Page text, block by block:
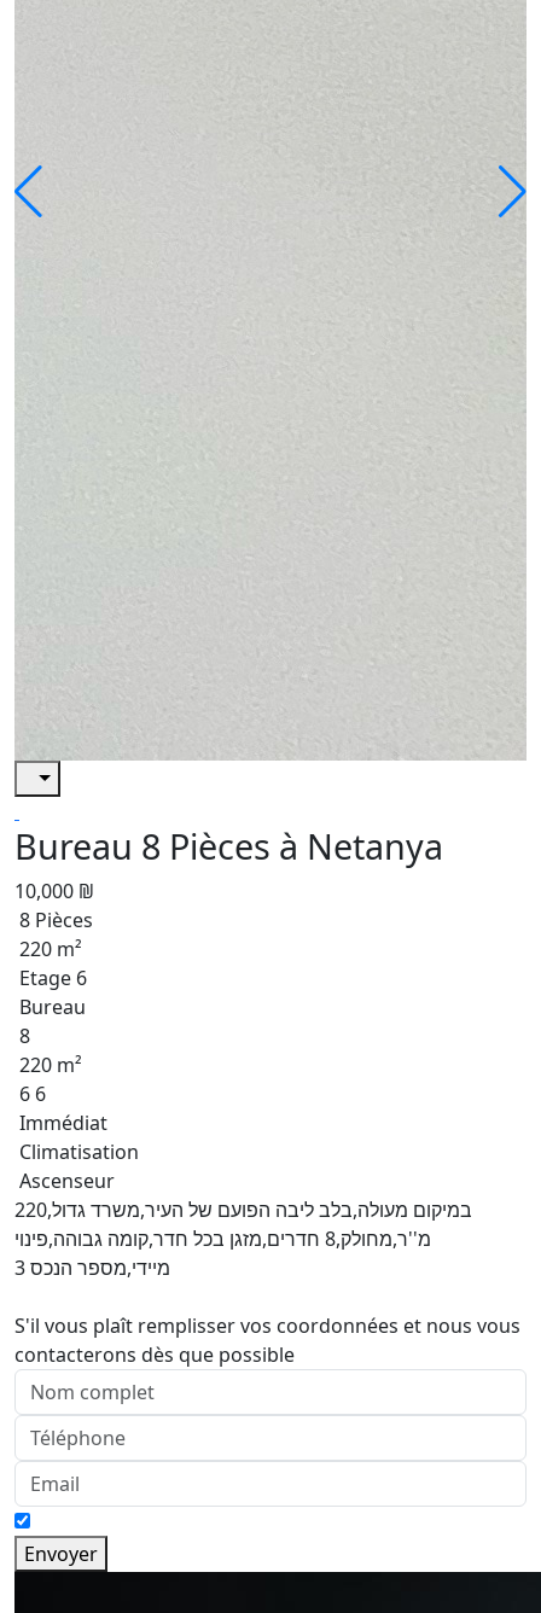
Bureau 8 Pièces à Netanya
10,000 ₪
8 Pièces
220 m²
Etage 6
Bureau
8
220 m²
6 6
Immédiat
Climatisation
Ascenseur
במיקום מעולה,בלב ליבה הפועם של העיר,משרד גדול,220
מ''ר,מחולק,8 חדרים,מזגן בכל חדר,קומה גבוהה,פינוי
מיידי,מספר הנכס 3
S'il vous plaît remplisser vos coordonnées et nous vous
contacterons dès que possible
Envoyer